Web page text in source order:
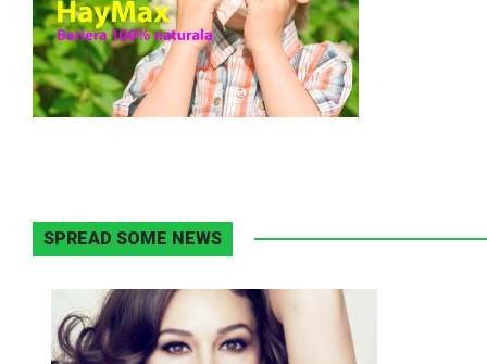
SPREAD SOME NEWS